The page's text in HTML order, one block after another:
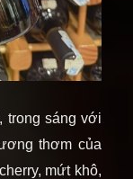
trong sáng với
thơm của
mứt khô,